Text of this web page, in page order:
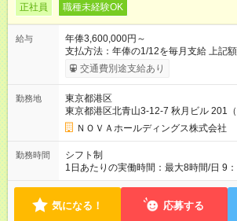
正社員 職種未経験OK
給与
年俸3,600,000円～
支払方法：年俸の1/12を毎月支給 上記
みます。※超過分は全額支給いたします
円／月 みなし残業時間 15時間／月 ★頑
ど、成果に応じて年2回インセンティブ
社員が、半期で20～30万円のインセン
も。頑張りが目に見える形で収入に還元
ベーションで仕事に取り組めます。 ★毎月チャンスあり！スピ
ーディな昇格。 ――――――――――――
え、毎月、現場の管理職が優秀な人材を
入社2～3年目でサブマネージャーへ、
アアップするケースも珍しくありません。 【試用期間】試用
間あり 試用期間の長さ：1ヶ月 ※ 雇用
交通費別途支給あり
勤務地
東京都港区
東京都港区北青山3-12-7 秋月ビル 201（
ＮＯＶＡホールディングス株式会社
勤務時間
シフト制
1日あたりの実働時間：最大8時間/日 9
ト制 ［ シフト例 ］ ・平日⇒12：30-21：30 ・土日祝⇒10：00-
―――――――――――― 一校舎を一人で
気になる！ 応募する